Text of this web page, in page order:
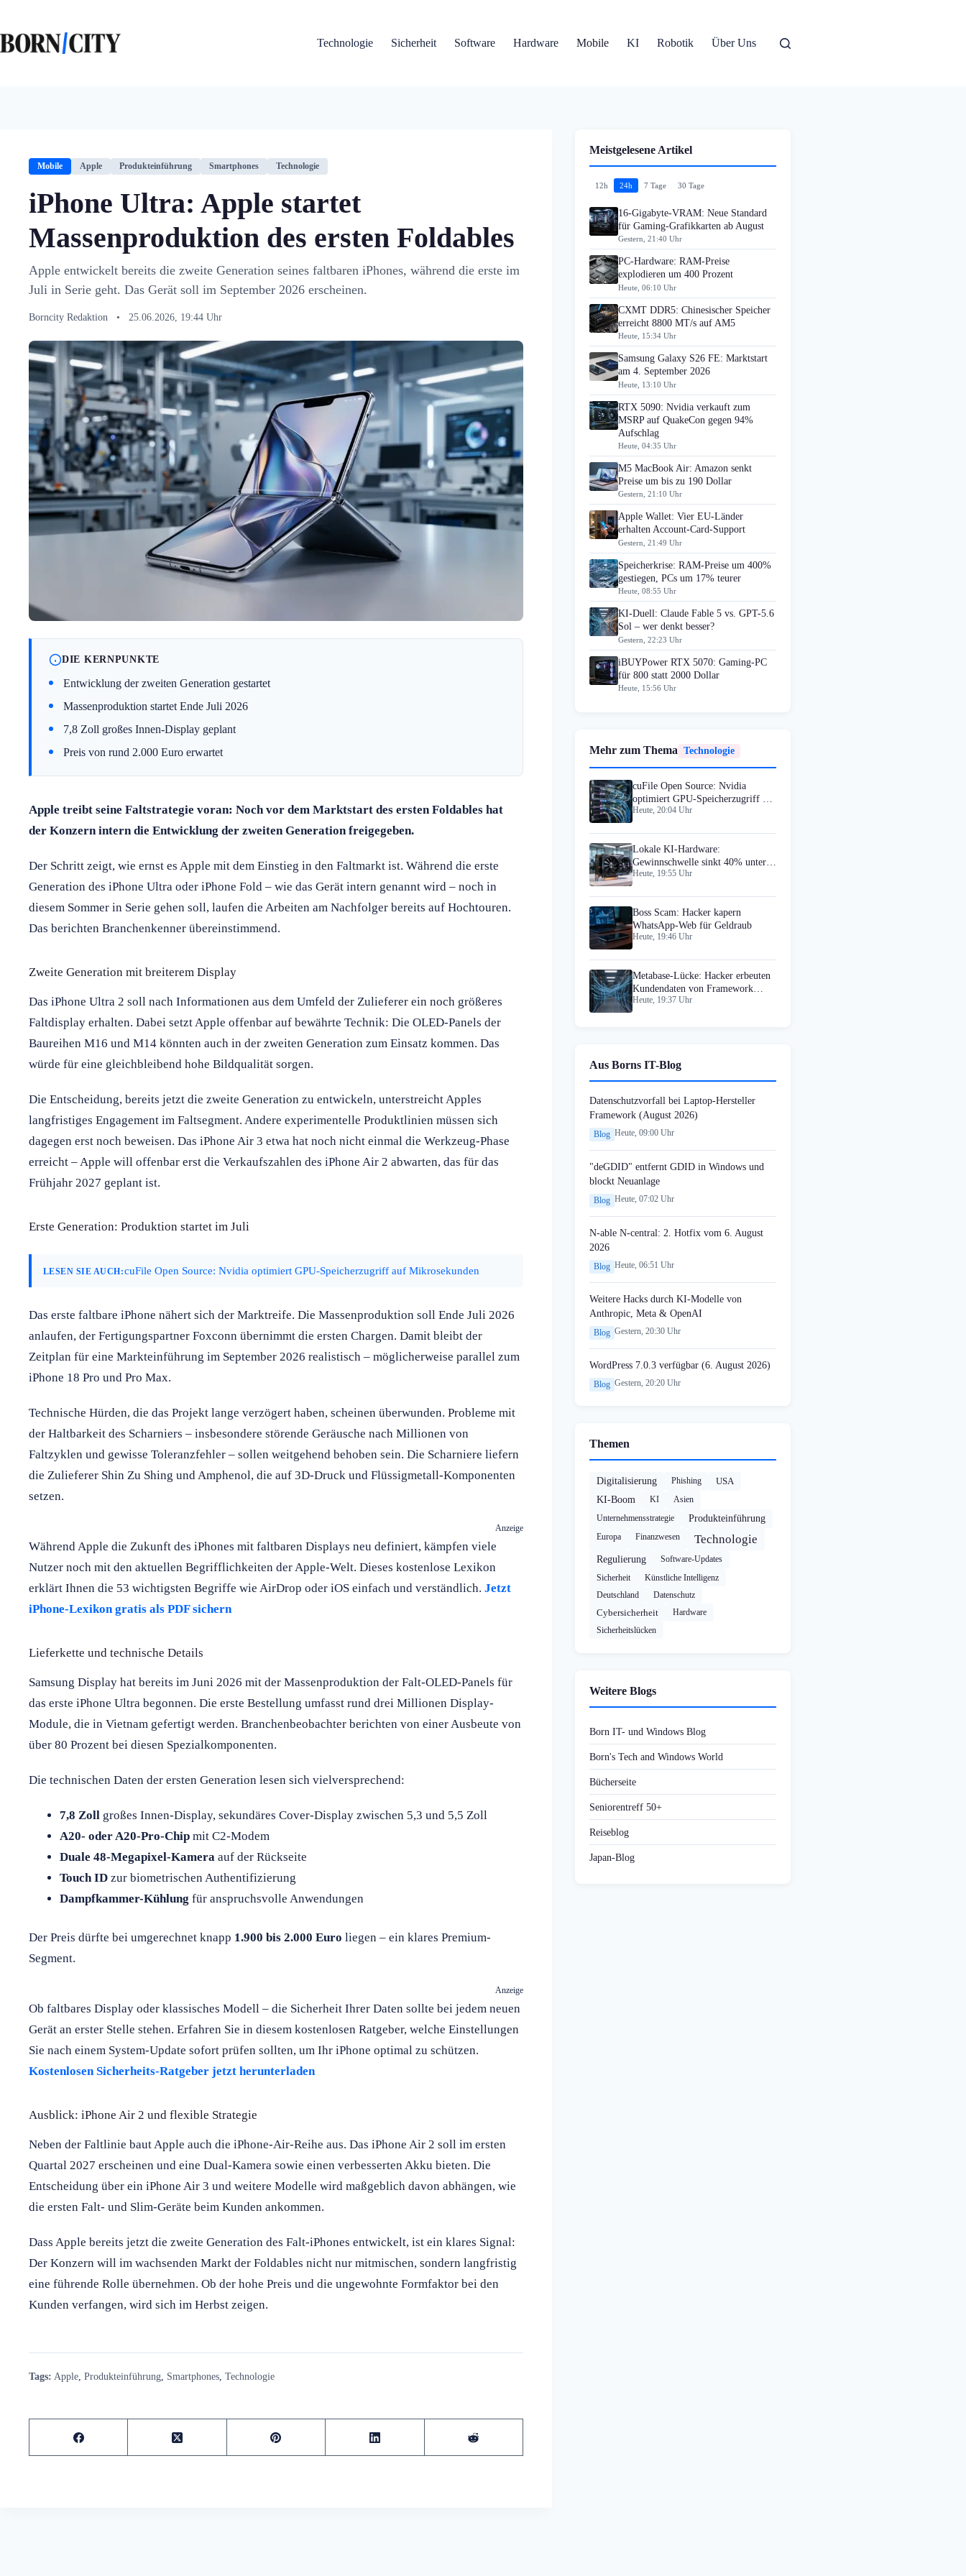
springen
Technologie
Sicherheit Software Hardware Mobile KI Robotik Über Uns
Mobile Apple Produkteinführung Smartphones Technologie
iPhone Ultra: Apple startet
Massenproduktion des ersten Foldables
Apple entwickelt bereits die zweite Generation seines faltbaren iPhones, während die erste im
Juli in Serie geht. Das Gerät soll im September 2026 erscheinen.
Borncity Redaktion • 25.06.2026, 19:44 Uhr
DIE KERNPUNKTE
Entwicklung der zweiten Generation gestartet
Massenproduktion startet Ende Juli 2026
7,8 Zoll großes Innen-Display geplant
Preis von rund 2.000 Euro erwartet
Apple treibt seine Faltstrategie voran: Noch vor dem Marktstart des ersten Foldables hat
der Konzern intern die Entwicklung der zweiten Generation freigegeben.
Der Schritt zeigt, wie ernst es Apple mit dem Einstieg in den Faltmarkt ist. Während die erste
Generation des iPhone Ultra oder iPhone Fold – wie das Gerät intern genannt wird – noch in
diesem Sommer in Serie gehen soll, laufen die Arbeiten am Nachfolger bereits auf Hochtouren.
Das berichten Branchenkenner übereinstimmend.
Zweite Generation mit breiterem Display
Das iPhone Ultra 2 soll nach Informationen aus dem Umfeld der Zulieferer ein noch größeres
Faltdisplay erhalten. Dabei setzt Apple offenbar auf bewährte Technik: Die OLED-Panels der
Baureihen M16 und M14 könnten auch in der zweiten Generation zum Einsatz kommen. Das
würde für eine gleichbleibend hohe Bildqualität sorgen.
Die Entscheidung, bereits jetzt die zweite Generation zu entwickeln, unterstreicht Apples
langfristiges Engagement im Faltsegment. Andere experimentelle Produktlinien müssen sich
dagegen erst noch beweisen. Das iPhone Air 3 etwa hat noch nicht einmal die Werkzeug-Phase
erreicht – Apple will offenbar erst die Verkaufszahlen des iPhone Air 2 abwarten, das für das
Frühjahr 2027 geplant ist.
Erste Generation: Produktion startet im Juli
LESEN SIE AUCH:cuFile Open Source: Nvidia optimiert GPU-Speicherzugriff auf Mikrosekunden
Das erste faltbare iPhone nähert sich der Marktreife. Die Massenproduktion soll Ende Juli 2026
anlaufen, der Fertigungspartner Foxconn übernimmt die ersten Chargen. Damit bleibt der
Zeitplan für eine Markteinführung im September 2026 realistisch – möglicherweise parallel zum
iPhone 18 Pro und Pro Max.
Technische Hürden, die das Projekt lange verzögert haben, scheinen überwunden. Probleme mit
der Haltbarkeit des Scharniers – insbesondere störende Geräusche nach Millionen von
Faltzyklen und gewisse Toleranzfehler – sollen weitgehend behoben sein. Die Scharniere liefern
die Zulieferer Shin Zu Shing und Amphenol, die auf 3D-Druck und Flüssigmetall-Komponenten
setzen.
Anzeige
Während Apple die Zukunft des iPhones mit faltbaren Displays neu definiert, kämpfen viele
Nutzer noch mit den aktuellen Begrifflichkeiten der Apple-Welt. Dieses kostenlose Lexikon
erklärt Ihnen die 53 wichtigsten Begriffe wie AirDrop oder iOS einfach und verständlich. Jetzt
iPhone-Lexikon gratis als PDF sichern
Lieferkette und technische Details
Samsung Display hat bereits im Juni 2026 mit der Massenproduktion der Falt-OLED-Panels für
das erste iPhone Ultra begonnen. Die erste Bestellung umfasst rund drei Millionen Display-
Module, die in Vietnam gefertigt werden. Branchenbeobachter berichten von einer Ausbeute von
über 80 Prozent bei diesen Spezialkomponenten.
Die technischen Daten der ersten Generation lesen sich vielversprechend:
7,8 Zoll großes Innen-Display, sekundäres Cover-Display zwischen 5,3 und 5,5 Zoll
A20- oder A20-Pro-Chipmit C2-Modem
Duale 48-Megapixel-Kamera auf der Rückseite
Touch IDzur biometrischen Authentifizierung
Dampfkammer-Kühlung für anspruchsvolle Anwendungen
Der Preis dürfte bei umgerechnet knapp 1.900 bis 2.000 Euro liegen – ein klares Premium-
Segment.
Anzeige
Ob faltbares Display oder klassisches Modell – die Sicherheit Ihrer Daten sollte bei jedem neuen
Gerät an erster Stelle stehen. Erfahren Sie in diesem kostenlosen Ratgeber, welche Einstellungen
Sie nach einem System-Update sofort prüfen sollten, um Ihr iPhone optimal zu schützen.
Kostenlosen Sicherheits-Ratgeber jetzt herunterladen
Ausblick: iPhone Air 2 und flexible Strategie
Neben der Faltlinie baut Apple auch die iPhone-Air-Reihe aus. Das iPhone Air 2 soll im ersten
Quartal 2027 erscheinen und eine Dual-Kamera sowie einen verbesserten Akku bieten. Die
Entscheidung über ein iPhone Air 3 und weitere Modelle wird maßgeblich davon abhängen, wie
die ersten Falt- und Slim-Geräte beim Kunden ankommen.
Dass Apple bereits jetzt die zweite Generation des Falt-iPhones entwickelt, ist ein klares Signal:
Der Konzern will im wachsenden Markt der Foldables nicht nur mitmischen, sondern langfristig
eine führende Rolle übernehmen. Ob der hohe Preis und die ungewohnte Formfaktor bei den
Kunden verfangen, wird sich im Herbst zeigen.
Tags: Apple Produkteinführung Smartphones Technologie
Meistgelesene Artikel
12h 24h 7 Tage 30 Tage
16-Gigabyte-VRAM: Neue Standard
für Gaming-Grafikkarten ab August
Gestern, 21:40 Uhr
PC-Hardware: RAM-Preise
explodieren um 400 Prozent
Heute, 06:10 Uhr
CXMT DDR5: Chinesischer Speicher
erreicht 8800 MT/s auf AM5
Heute, 15:34 Uhr
Samsung Galaxy S26 FE: Marktstart
am 4. September 2026
Heute, 13:10 Uhr
RTX 5090: Nvidia verkauft zum
MSRP auf QuakeCon gegen 94%
Aufschlag
Heute, 04:35 Uhr
M5 MacBook Air: Amazon senkt
Preise um bis zu 190 Dollar
Gestern, 21:10 Uhr
Apple Wallet: Vier EU-Länder
erhalten Account-Card-Support
Gestern, 21:49 Uhr
Speicherkrise: RAM-Preise um 400%
gestiegen, PCs um 17% teurer
Heute, 08:55 Uhr
KI-Duell: Claude Fable 5 vs. GPT-5.6
Sol – wer denkt besser?
Gestern, 22:23 Uhr
iBUYPower RTX 5070: Gaming-PC
für 800 statt 2000 Dollar
Heute, 15:56 Uhr
Mehr zum Thema Technologie
cuFile Open Source: Nvidia
optimiert GPU-Speicherzugriff auf
Mikrosekunden
Heute, 20:04 Uhr
Lokale KI-Hardware:
Gewinnschwelle sinkt 40% unter
Cloud-Dienste
Heute, 19:55 Uhr
Boss Scam: Hacker kapern
WhatsApp-Web für Geldraub
Heute, 19:46 Uhr
Metabase-Lücke: Hacker erbeuten
Kundendaten von Framework
Computer
Heute, 19:37 Uhr
Aus Borns IT-Blog
Datenschutzvorfall bei Laptop-Hersteller
Framework (August 2026)
Blog Heute, 09:00 Uhr
"deGDID" entfernt GDID in Windows und
blockt Neuanlage
Blog Heute, 07:02 Uhr
N-able N-central: 2. Hotfix vom 6. August
2026
Blog Heute, 06:51 Uhr
Weitere Hacks durch KI-Modelle von
Anthropic, Meta & OpenAI
Blog Gestern, 20:30 Uhr
WordPress 7.0.3 verfügbar (6. August 2026)
Blog Gestern, 20:20 Uhr
Themen
Digitalisierung Phishing
USA
KI-Boom
KI
Asien
Unternehmensstrategie
Produkteinführung
Europa Finanzwesen Technologie
Regulierung
Software-Updates
Sicherheit
Künstliche Intelligenz
Deutschland
Datenschutz
Cybersicherheit
Hardware
Sicherheitslücken
Weitere Blogs
Born IT- und Windows Blog
Born's Tech and Windows World
Bücherseite
Seniorentreff 50+
Reiseblog
Japan-Blog